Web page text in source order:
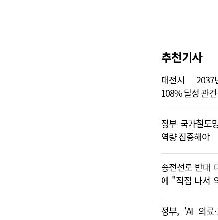
추천기사
대전시 2037
108% 달성 관
정부 국가철도
역량 집중해야
송전선로 반대
에 "직접 나서
시해야"
정부, 'AI 의료·